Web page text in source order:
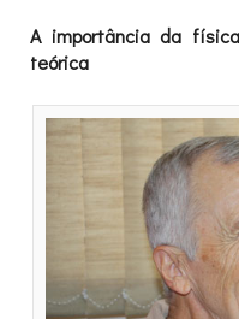
A importância da
teórica